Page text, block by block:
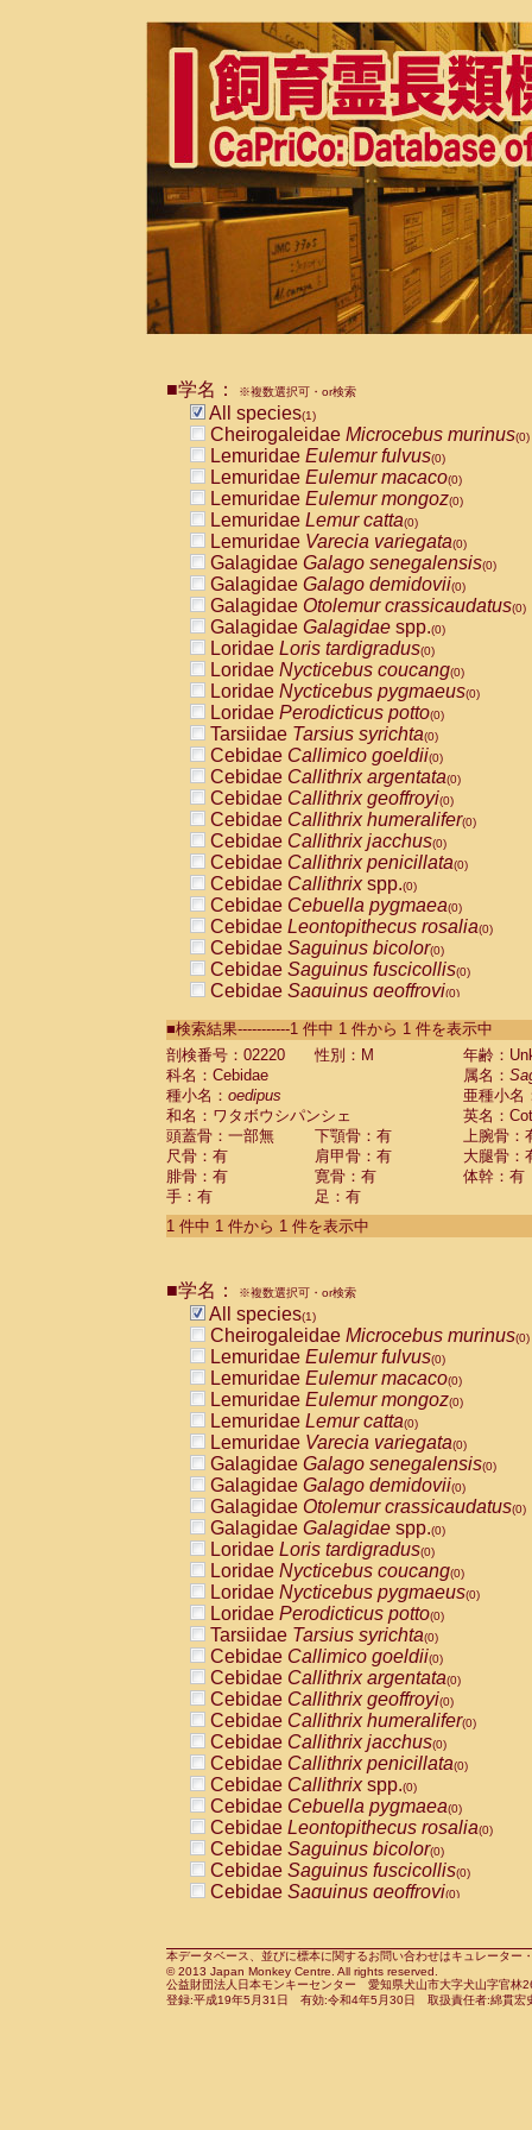
■学名： ※複数選択可・or検索
All species(1)
Cheirogaleidae Microcebus murinus(0)
Lemuridae Eulemur fulvus(0)
Lemuridae Eulemur macaco(0)
Lemuridae Eulemur mongoz(0)
Lemuridae Lemur catta(0)
Lemuridae Varecia variegata(0)
Galagidae Galago senegalensis(0)
Galagidae Galago demidovii(0)
Galagidae Otolemur crassicaudatus(0)
Galagidae Galagidae spp.(0)
Loridae Loris tardigradus(0)
Loridae Nycticebus coucang(0)
Loridae Nycticebus pygmaeus(0)
Loridae Perodicticus potto(0)
Tarsiidae Tarsius syrichta(0)
Cebidae Callimico goeldii(0)
Cebidae Callithrix argentata(0)
Cebidae Callithrix geoffroyi(0)
Cebidae Callithrix humeralifer(0)
Cebidae Callithrix jacchus(0)
Cebidae Callithrix penicillata(0)
Cebidae Callithrixspp.(0)
Cebidae Cebuella pygmaea(0)
Cebidae Leontopithecus rosalia(0)
Cebidae Saguinus bicolor(0)
Cebidae Saguinus fuscicollis(0)
Cebidae Saguinus geoffroyi(0)
CebidaeSaguinus labiatus(0)
Cebidae Saguinus leucopus (0)
Cebidae
Cebidae
CebidaeSaguinus nigricollis (0)
Cebidae Saguinus oedipus
Cebidae Saguinus weddelli
Cebidae Saguinusspp.
Cebidae Aotus trivirgatus
Cebidae Cebus albifrons
CebidaeCebus nigrivittatus
CebidaeCebus
CebidaeSaimiri boliviensis(0)
CebidaeSaimiri sciureus(0)
AtelidaeAlouatta caraya(0)
AtelidaeAlouatta fusca(0)
AtelidaeAlouatta seniculus
AtelidaeAlouattaspp.(0)
AtelidaeAteles belzebuth(0)
AtelidaeAteles geoffroyi(0)
AtelidaeAteles paniscus(0)
AtelidaeAtelesspp.(0)
Atelidae Lagothrix lagothricha
AtelidaeLagothrix lagothricha cana
PitheciidaeCacajao calvus
PitheciidaeCallicebus cupreus
PitheciidaeCallicebus donacophilus
PitheciidaeCallicebus moloch
PitheciidaeCallicebus torquatus
PitheciidaeCallicebusspp.(0)
PitheciidaeChiropotes satanas(0)
PitheciidaePithecia monachus
PitheciidaePithecia pithecia(0)
CercopithecidaeCercocebus agilis
CercopithecidaeCercocebus
CercopithecidaeCercocebus
CercopithecidaeCercocebus
CercopithecidaeCercocebus
CercopithecidaeCercocebushybrid
CercopithecidaePapio anubis(0)
CercopithecidaePapio cynocephalus
CercopithecidaePapio hamadryas(0)
■検索結果-----------1 件中 1 件から 1 件を表示中
剖検番号：02220
性別：M
年齢：
科名：Cebidae
属名：
種小名： oedipus
亜種小名
和名：ワタボウシパンシェ
英名：
頭蓋骨：一部無
下顎骨：有
上腕骨：
尺骨：有
肩甲骨：有
大腿骨：
腓骨：有
寛骨：有
体幹：有
手：有
足：有
1 件中 1 件から 1 件を表示中
■学名： ※複数選択可・or検索
All species(1)
Cheirogaleidae Microcebus murinus(0)
Lemuridae Eulemur fulvus(0)
Lemuridae Eulemur macaco(0)
Lemuridae Eulemur mongoz(0)
Lemuridae Lemur catta(0)
Lemuridae Varecia variegata(0)
Galagidae Galago senegalensis(0)
Galagidae Galago demidovii(0)
Galagidae Otolemur crassicaudatus(0)
Galagidae Galagidae spp.(0)
Loridae Loris tardigradus(0)
Loridae Nycticebus coucang(0)
Loridae Nycticebus pygmaeus(0)
Loridae Perodicticus potto(0)
Tarsiidae Tarsius syrichta(0)
Cebidae Callimico goeldii(0)
Cebidae Callithrix argentata(0)
Cebidae Callithrix geoffroyi(0)
Cebidae Callithrix humeralifer(0)
Cebidae Callithrix jacchus(0)
Cebidae Callithrix penicillata(0)
Cebidae Callithrixspp.(0)
Cebidae Cebuella pygmaea(0)
Cebidae Leontopithecus rosalia(0)
Cebidae Saguinus bicolor(0)
Cebidae Saguinus fuscicollis(0)
Cebidae Saguinus geoffroyi(0)
CebidaeSaguinus leucopus(0)
CebidaeSaguinus midas(0)
Cebidae Saguinus mystax(0)
本データベース、並びに標本に関するお問い合わせはキュレータ
© 2013 Japan Monkey Centre. All rights reserved.
公益財団法人日本モンキーセンター 愛知県犬山市大字犬山字官
登録:平成19年5月31日 有効:令和4年5月30日 取扱責任者:綿貫宏